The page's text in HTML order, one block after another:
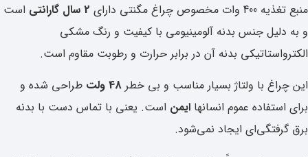
منبع تغذیه 400 وات مخصوص چراغ مگنتی دارای
2 سال گارانتی
است
و به دلیل جنس بدنه آلومینیومی با کیفیت و رنگ مشکی
الکترواستاتیکی بدنه آن در برابر حرارت و رطوبت مقاوم‌ است.
این چراغ با ولتاژ بسیار مناسب و بی خطر 48 ولت
طراحی شده و
برای استفاده عموم انسانها ایمن است. یعنی با تماس دست با بدنه
برق گرفتگی‌ای ایجاد نمی‌شود.